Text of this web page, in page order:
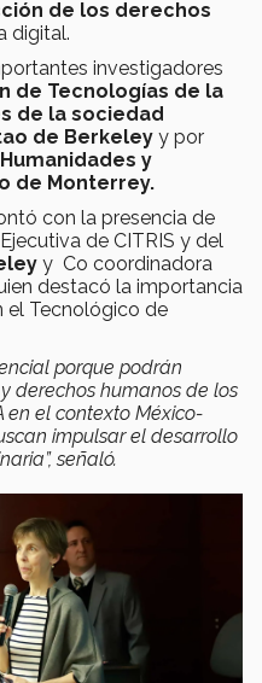
de los derechos
digital.
investigadores
de Tecnologías de la
de la sociedad
de Berkeley y por
y
de Monterrey.
con la presencia de
de CITRIS y del
y Co coordinadora
destacó la importancia
el Tecnológico de
porque podrán
derechos humanos de los
en el contexto México-
impulsar el desarrollo
señaló.